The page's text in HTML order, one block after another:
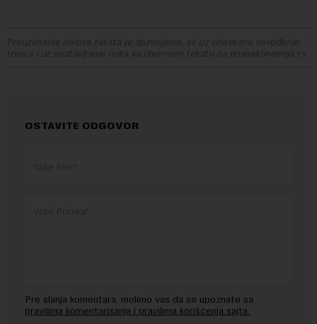
Preuzimanje delova teksta je dozvoljeno, ali uz obavezno navođenje
izvora i uz postavljanje linka ka izvornom tekstu na novaekonomija.rs
OSTAVITE ODGOVOR
Pre slanja komentara, molimo vas da se upoznate sa
pravilima komentarisanja i pravilima korišćenja sajta.